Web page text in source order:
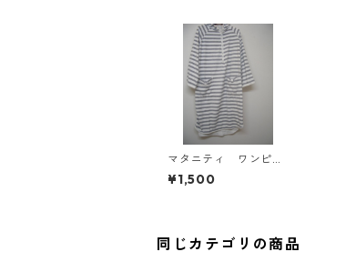
マタニティ ワンピー
ス 5L グレー系ボー
ダー IY-4400
¥1,500
同じカテゴリの商品